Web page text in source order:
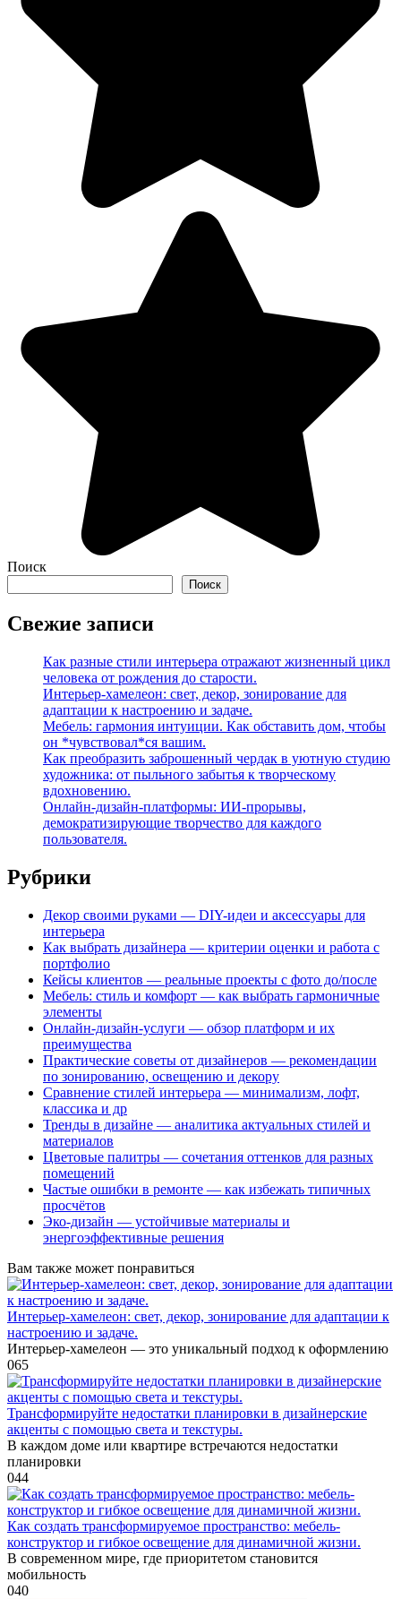
Поиск
Поиск
Свежие записи
Как разные стили интерьера отражают жизненный цикл
человека от рождения до старости.
Интерьер-хамелеон: свет, декор, зонирование для
адаптации к настроению и задаче.
Мебель: гармония интуиции. Как обставить дом, чтобы
он *чувствовал*ся вашим.
Как преобразить заброшенный чердак в уютную студию
художника: от пыльного забытья к творческому
вдохновению.
Онлайн-дизайн-платформы: ИИ-прорывы,
демократизирующие творчество для каждого
пользователя.
Рубрики
Декор своими руками — DIY-идеи и аксессуары для
интерьера
Как выбрать дизайнера — критерии оценки и работа с
портфолио
Кейсы клиентов — реальные проекты с фото до/после
Мебель: стиль и комфорт — как выбрать гармоничные
элементы
Онлайн-дизайн-услуги — обзор платформ и их
преимущества
Практические советы от дизайнеров — рекомендации
по зонированию, освещению и декору
Сравнение стилей интерьера — минимализм, лофт,
классика и др
Тренды в дизайне — аналитика актуальных стилей и
материалов
Цветовые палитры — сочетания оттенков для разных
помещений
Частые ошибки в ремонте — как избежать типичных
просчётов
Эко-дизайн — устойчивые материалы и
энергоэффективные решения
Вам также может понравиться
Интерьер-хамелеон: свет, декор, зонирование для адаптации к
настроению и задаче.
Интерьер-хамелеон — это уникальный подход к оформлению
065
Трансформируйте недостатки планировки в дизайнерские
акценты с помощью света и текстуры.
В каждом доме или квартире встречаются недостатки
планировки
044
Как создать трансформируемое пространство: мебель-
конструктор и гибкое освещение для динамичной жизни.
В современном мире, где приоритетом становится
мобильность
040